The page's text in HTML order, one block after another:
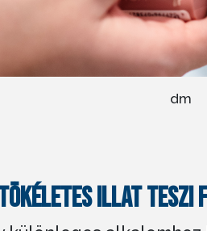
dm
ILLAT TESZI